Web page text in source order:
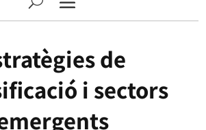
de
i sectors